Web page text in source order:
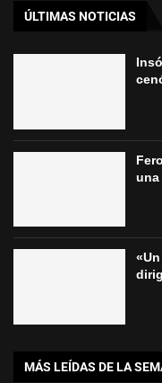
ÚLTIMAS NOTICIAS
una
MÁS LEÍDAS DE LA